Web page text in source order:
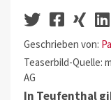
Geschrieben von:
Teaserbild-Quelle:
AG
In Teufenthal